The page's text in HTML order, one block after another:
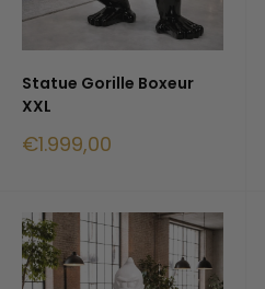
Statue Gorille Boxeur
XXL
Prix
€1.999,00